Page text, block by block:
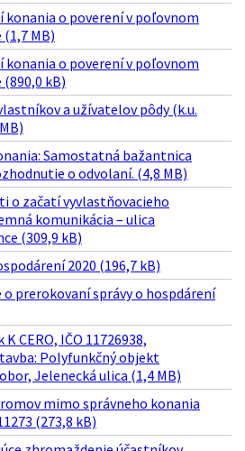
konania o poverení v poľovnom
MB)
konania o poverení v poľovnom
kB)
a užívatelov pôdy (k.u.
Samostatná bažantnica
o odvolaní. (4,8 MB)
o začatí vyvlastňovacieho
komunikácia – ulica
(309,9 kB)
2020 (196,7 kB)
o prerokovaní správy o hospdárení
CERO, IČO 11726938,
Polyfunkčný objekt
Jelenecká ulica (1,4 MB)
mimo správneho konania
(273,8 kB)